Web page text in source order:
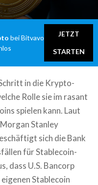
bei Bitvavo
JETZT
STARTEN
in die Krypto-
Rolle sie im rasant
spielen kann. Laut
Stanley
sich die Bank
für Stablecoin-
dass U.S. Bancorp
Stablecoin